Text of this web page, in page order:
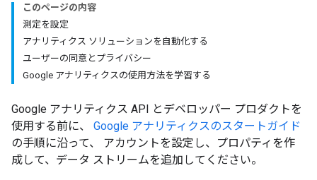
このページの内容
測定を設定
アナリティクス ソリューションを自動化する
ユーザーの同意とプライバシー
Google アナリティクスの使用方法を学習する
Google アナリティクス API とデベロッパー プロダクトを
使用する前に、 Google アナリティクスのスタートガイド
の手順に沿って、 アカウントを設定し、プロパティを作
成して、データ ストリームを追加してください。